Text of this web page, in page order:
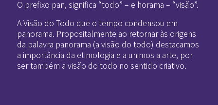
O prefixo pan, significa “todo” – e horama – “visão”.
A Visão do Todo que o tempo condensou em
panorama. Propositalmente ao retornar às origens
da palavra panorama (a visão do todo) destacamos
a importância da etimologia e a unimos a arte, por
ser também a visão do todo no sentido criativo.